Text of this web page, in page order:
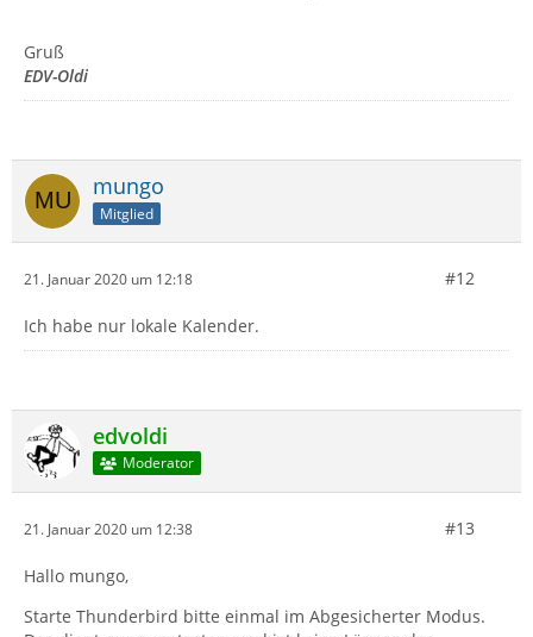
Gruß
EDV-Oldi
mungo
Mitglied
21. Januar 2020 um 12:18 #12
Ich habe nur lokale Kalender.
edvoldi
Moderator
21. Januar 2020 um 12:38 #13
Hallo mungo,
Starte Thunderbird bitte einmal im Abgesicherter Modus.